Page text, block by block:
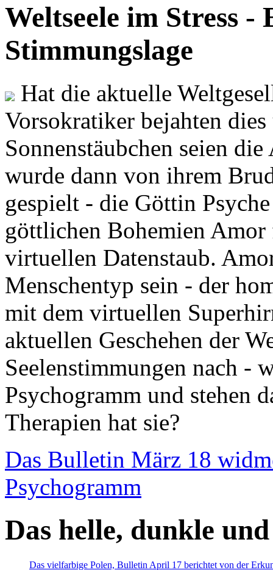
Weltseele im Stress -
Stimmungslage
Hat die aktuelle
Vorsokratiker bejahten
Sonnenstäubchen seien
wurde dann von ihrem
gespielt - die Göttin
göttlichen Bohemien
virtuellen Datenstaub.
Menschentyp sein - der
mit dem virtuellen
aktuellen Geschehen der
Seelenstimmungen nach -
Psychogramm und stehen
Therapien hat sie?
Das Bulletin März 18
Psychogramm
Das helle, dunkle
Das vielfarbige Polen, Bulletin April 17 berichtet von der